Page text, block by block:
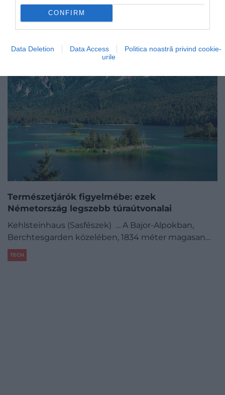
CONFIRM
Data Deletion Data Access
Politica noastră privind cookie-
urile
Természetjárók figyelmébe: ezek
Németország legszebb túraútvonalai
Kehlsteinhaus (Sasfészek) … A Bajor-Alpokban,
Berchtesgarden közelében, 1834 méter magasan…
TECH